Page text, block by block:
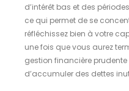
d’intérêt bas et des
ce qui permet de se
réfléchissez bien à votre
une fois que vous aurez
gestion financière prudente
d’accumuler des dettes